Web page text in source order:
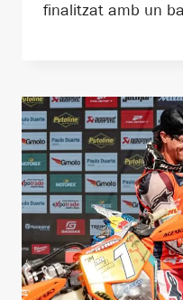
finalitzat amb un